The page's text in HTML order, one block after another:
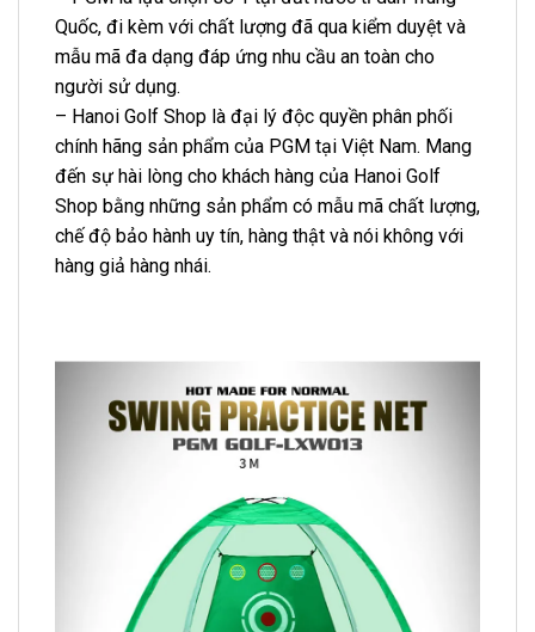
Quốc, đi kèm với chất lượng đã qua kiểm duyệt và
mẫu mã đa dạng đáp ứng nhu cầu an toàn cho
người sử dụng.
– Hanoi Golf Shop là đại lý độc quyền phân phối
chính hãng sản phẩm của PGM tại Việt Nam. Mang
đến sự hài lòng cho khách hàng của Hanoi Golf
Shop bằng những sản phẩm có mẫu mã chất lượng,
chế độ bảo hành uy tín, hàng thật và nói không với
hàng giả hàng nhái.